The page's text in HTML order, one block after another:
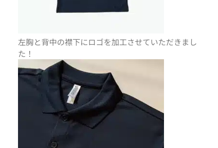
左胸と背中の襟下にロゴを加工させていただきまし
た！